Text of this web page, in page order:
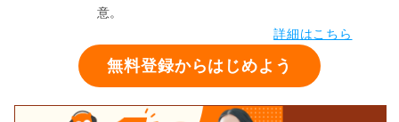
意。
詳細はこちら
無料登録からはじめよう